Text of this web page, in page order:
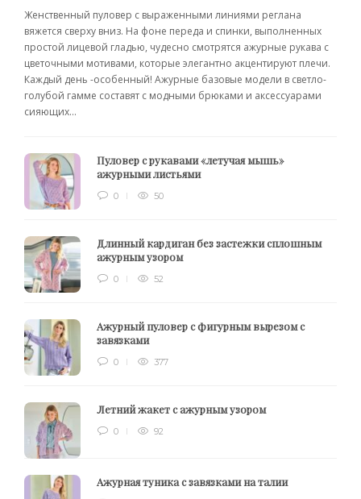
Женственный пуловер с выраженными линиями реглана
вяжется сверху вниз. На фоне переда и спинки, выполненных
простой лицевой гладью, чудесно смотрятся ажурные рукава с
цветочными мотивами, которые элегантно акцентируют плечи.
Каждый день -особенный! Ажурные базовые модели в светло-
голубой гамме составят с модными брюками и аксессуарами
сияющих...
Пуловер с рукавами «летучая мышь»
ажурными листьями
0 50
Длинный кардиган без застежки сплошным
ажурным узором
0 52
Ажурный пуловер с фигурным вырезом с
завязками
0 377
Летний жакет с ажурным узором
0 92
Ажурная туника с завязками на талии